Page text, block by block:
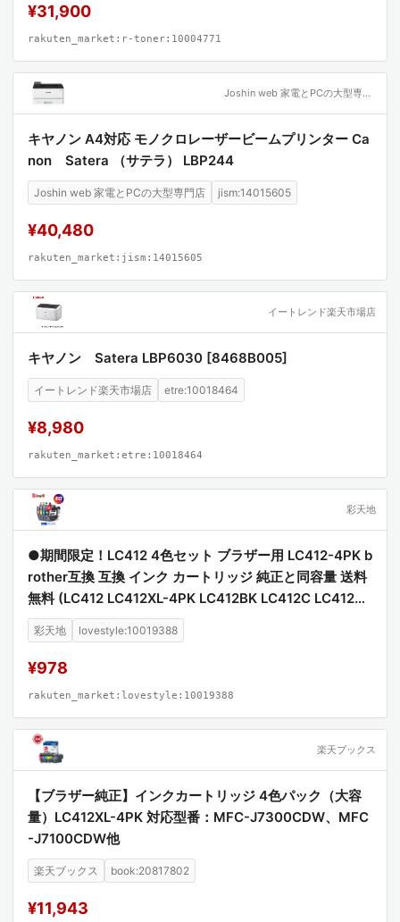
¥31,900
rakuten_market:r-toner:10004771
Joshin web 家電とPCの大型専門店
キヤノン A4対応 モノクロレーザービームプリンター Ca
non Satera （サテラ） LBP244
Joshin web 家電とPCの大型専門店 jism:14015605
¥40,480
rakuten_market:jism:14015605
イートレンド楽天市場店
キヤノン Satera LBP6030 [8468B005]
イートレンド楽天市場店 etre:10018464
¥8,980
rakuten_market:etre:10018464
彩天地
●期間限定！LC412 4色セット ブラザー用 LC412-4PK b
rother互換 互換 インク カートリッジ 純正と同容量 送料
無料 (LC412 LC412XL-4PK LC412BK LC412C LC412M
LC412Y LC412XLBK LC412XLC LC412XLM LC412XLY
MFC-J7100CDW MFC-J7300CDW)
彩天地 lovestyle:10019388
¥978
rakuten_market:lovestyle:10019388
楽天ブックス
【ブラザー純正】インクカートリッジ 4色パック（大容
量）LC412XL-4PK 対応型番：MFC-J7300CDW、MFC
-J7100CDW他
楽天ブックス book:20817802
¥11,943